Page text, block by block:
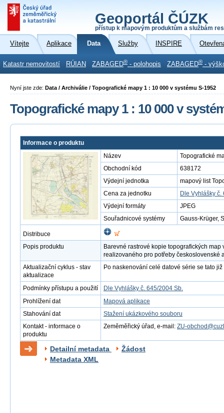
Geoportál ČÚZK
přístup k mapovým produktům a službám
Vítejte Aplikace Data Služby INSPIRE
Katastr nemovitostí RÚIAN ZABAGED® - polohopis ZABAGED® -
Nyní jste zde: Data / Archiválie / Topografické mapy 1 : 10 000 v systému S-1952
Topografické mapy 1 : 10 000 v
Informace o produktu
Název
Topografické
Obchodní kód
638172
Výdejní jednotka
mapový list
Cena za jednotku
Dle Vyhlášky č.
Výdejní formáty
JPEG
Souřadnicové systémy
Gauss-Krüger,
Distribuce
Popis produktu
Barevné rastrové kopie topografických
realizovaného pro potřeby československé
Aktualizační cyklus - stav
aktualizace
Po naskenování celé datové série se tato
Podmínky přístupu a použití
Dle Vyhlášky č. 645/2004 Sb.
Prohlížení dat
Mapová aplikace
Stahování dat
Stažení ukázkového souboru
Kontakt - informace o
produktu
Zeměměřický úřad, e-mail: ZU-
Detailní metadata
Žádost
Metadata XML